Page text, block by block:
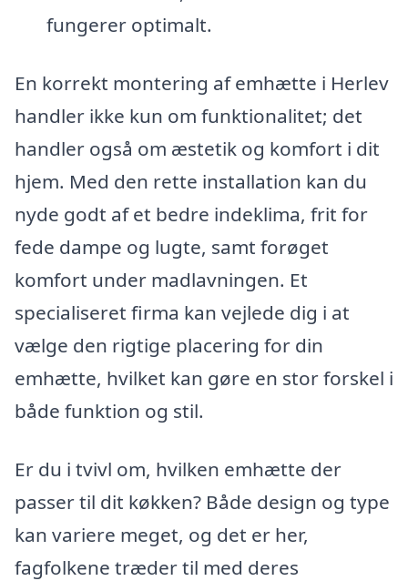
fungerer optimalt.
En korrekt montering af emhætte i Herlev
handler ikke kun om funktionalitet; det
handler også om æstetik og komfort i dit
hjem. Med den rette installation kan du
nyde godt af et bedre indeklima, frit for
fede dampe og lugte, samt forøget
komfort under madlavningen. Et
specialiseret firma kan vejlede dig i at
vælge den rigtige placering for din
emhætte, hvilket kan gøre en stor forskel i
både funktion og stil.
Er du i tvivl om, hvilken emhætte der
passer til dit køkken? Både design og type
kan variere meget, og det er her,
fagfolkene træder til med deres